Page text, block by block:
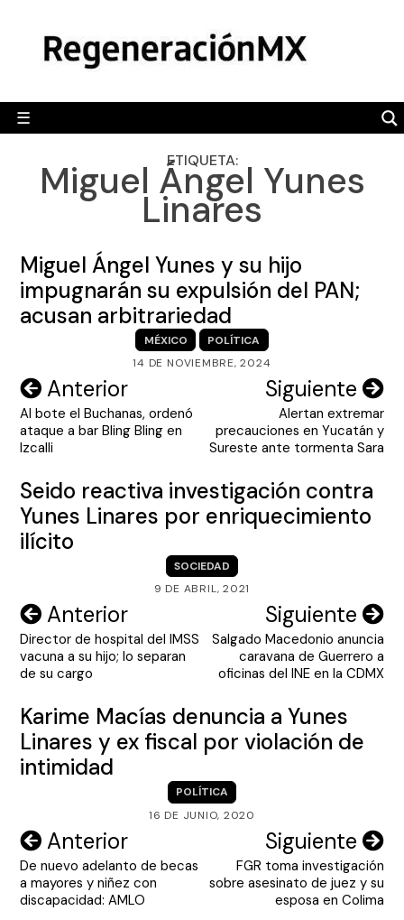
content
☰
POLÍTICA
CAMALEÓN
OPINIÓN
DEPORTES
VIDEOS
ETIQUETA:
Miguel Ángel Yunes
Linares
Miguel Ángel Yunes y su hijo
impugnarán su expulsión del PAN;
acusan arbitrariedad
MÉXICO
POLÍTICA
14 DE NOVIEMBRE, 2024
Navegación
de
entradas
Anterior
Al bote el Buchanas, ordenó
ataque a bar Bling Bling en
Izcalli
Siguiente
Alertan extremar
precauciones en Yucatán y
Sureste ante tormenta Sara
Seido reactiva investigación contra
Yunes Linares por enriquecimiento
ilícito
SOCIEDAD
9 DE ABRIL, 2021
Navegación
de
entradas
Anterior
Director de hospital del IMSS
vacuna a su hijo; lo separan
de su cargo
Siguiente
Salgado Macedonio anuncia
caravana de Guerrero a
oficinas del INE en la CDMX
Karime Macías denuncia a Yunes
Linares y ex fiscal por violación de
intimidad
POLÍTICA
16 DE JUNIO, 2020
Navegación
de
entradas
Anterior
De nuevo adelanto de becas
a mayores y niñez con
discapacidad: AMLO
Siguiente
FGR toma investigación
sobre asesinato de juez y su
esposa en Colima